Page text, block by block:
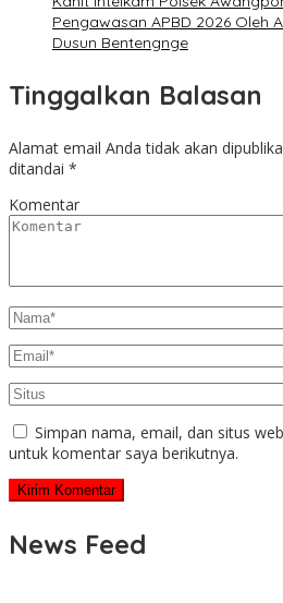
Pengawasan APBD 2026 Oleh
Dusun Bentengnge
Tinggalkan Balasan
Alamat email Anda tidak akan
ditandai *
Komentar
Simpan nama, email, dan situs
untuk komentar saya berikutnya.
News Feed